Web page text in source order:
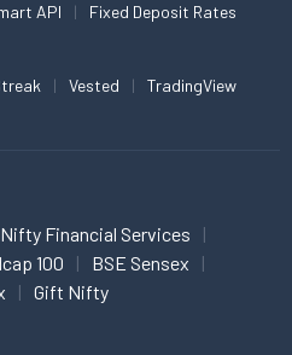
API Fixed Deposit Rates
Vested TradingView
Nifty Financial Services
100
BSE Sensex
Gift Nifty